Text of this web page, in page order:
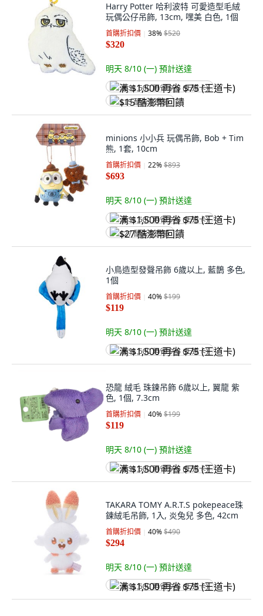
Harry Potter 哈利波特 可愛造型毛絨
玩偶公仔吊飾, 13cm, 嘿美 白色, 1個
首購折扣價 38%$520
$320
明天 8/10 (一) 預計送達
满 $1,500 再省 $75 (王道卡)
$15 酷澎幣回饋
minions 小小兵 玩偶吊飾, Bob + Tim
熊, 1套, 10cm
首購折扣價 22%$893
$693
明天 8/10 (一) 預計送達
满 $1,500 再省 $75 (王道卡)
$27 酷澎幣回饋
小鳥造型發聲吊飾 6歲以上, 藍鵲 多色,
1個
首購折扣價 40%$199
$119
明天 8/10 (一) 預計送達
满 $1,500 再省 $75 (王道卡)
恐龍 絨毛 珠鍊吊飾 6歲以上, 翼龍 紫
色, 1個, 7.3cm
首購折扣價 40%$199
$119
明天 8/10 (一) 預計送達
满 $1,500 再省 $75 (王道卡)
TAKARA TOMY A.R.T.S pokepeace珠
鍊絨毛吊飾, 1入, 炎兔兒 多色, 42cm
首購折扣價 40%$490
$294
明天 8/10 (一) 預計送達
满 $1,500 再省 $75 (王道卡)